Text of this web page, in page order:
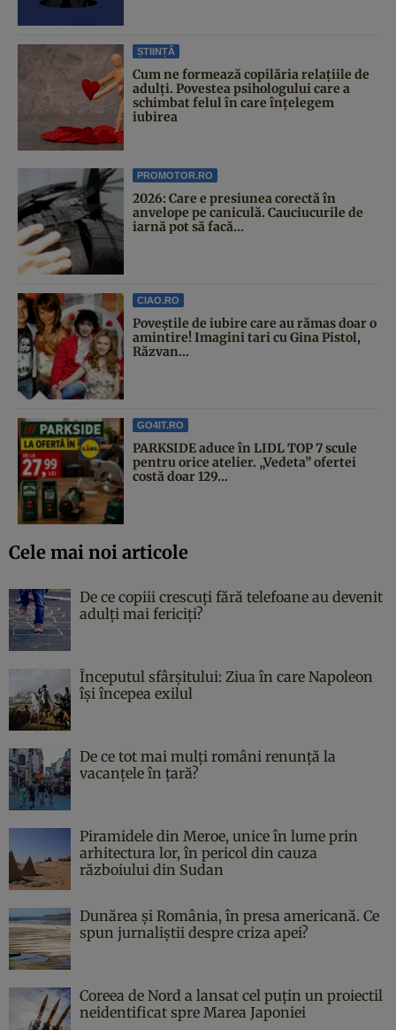
ȘTIINȚĂ
Cum ne formează copilăria relațiile de
adulți. Povestea psihologului care a
schimbat felul în care înțelegem
iubirea
PROMOTOR.RO
2026: Care e presiunea corectă în
anvelope pe caniculă. Cauciucurile de
iarnă pot să facă...
CIAO.RO
Poveştile de iubire care au rămas doar o
amintire! Imagini tari cu Gina Pistol,
Răzvan...
GO4IT.RO
PARKSIDE aduce în LIDL TOP 7 scule
pentru orice atelier. „Vedeta” ofertei
costă doar 129...
Cele mai noi articole
De ce copiii crescuți fără telefoane au devenit
adulți mai fericiți?
Începutul sfârşitului: Ziua în care Napoleon
îşi începea exilul
De ce tot mai mulți români renunță la
vacanțele în țară?
Piramidele din Meroe, unice în lume prin
arhitectura lor, în pericol din cauza
războiului din Sudan
Dunărea și România, în presa americană. Ce
spun jurnaliștii despre criza apei?
Coreea de Nord a lansat cel puțin un proiectil
neidentificat spre Marea Japoniei